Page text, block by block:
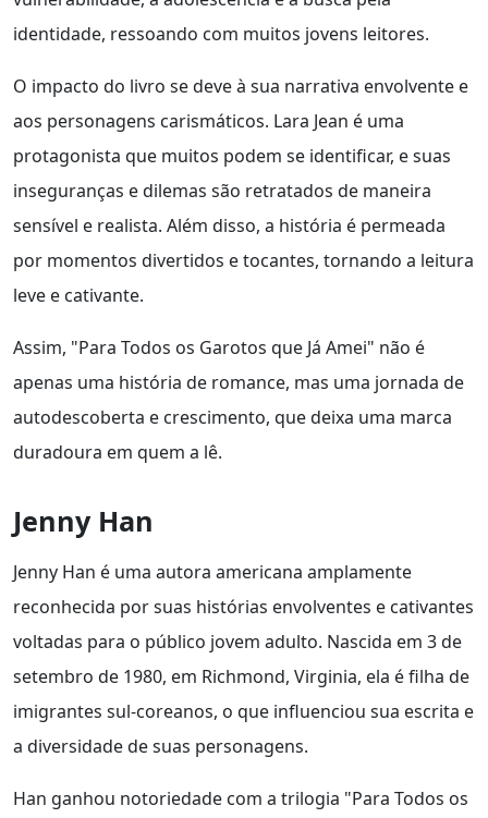
identidade, ressoando com muitos jovens leitores.
O impacto do livro se deve à sua narrativa envolvente e
aos personagens carismáticos. Lara Jean é uma
protagonista que muitos podem se identificar, e suas
inseguranças e dilemas são retratados de maneira
sensível e realista. Além disso, a história é permeada
por momentos divertidos e tocantes, tornando a leitura
leve e cativante.
Assim, "Para Todos os Garotos que Já Amei" não é
apenas uma história de romance, mas uma jornada de
autodescoberta e crescimento, que deixa uma marca
duradoura em quem a lê.
Jenny Han
Jenny Han é uma autora americana amplamente
reconhecida por suas histórias envolventes e cativantes
voltadas para o público jovem adulto. Nascida em 3 de
setembro de 1980, em Richmond, Virginia, ela é filha de
imigrantes sul-coreanos, o que influenciou sua escrita e
a diversidade de suas personagens.
Han ganhou notoriedade com a trilogia "Para Todos os